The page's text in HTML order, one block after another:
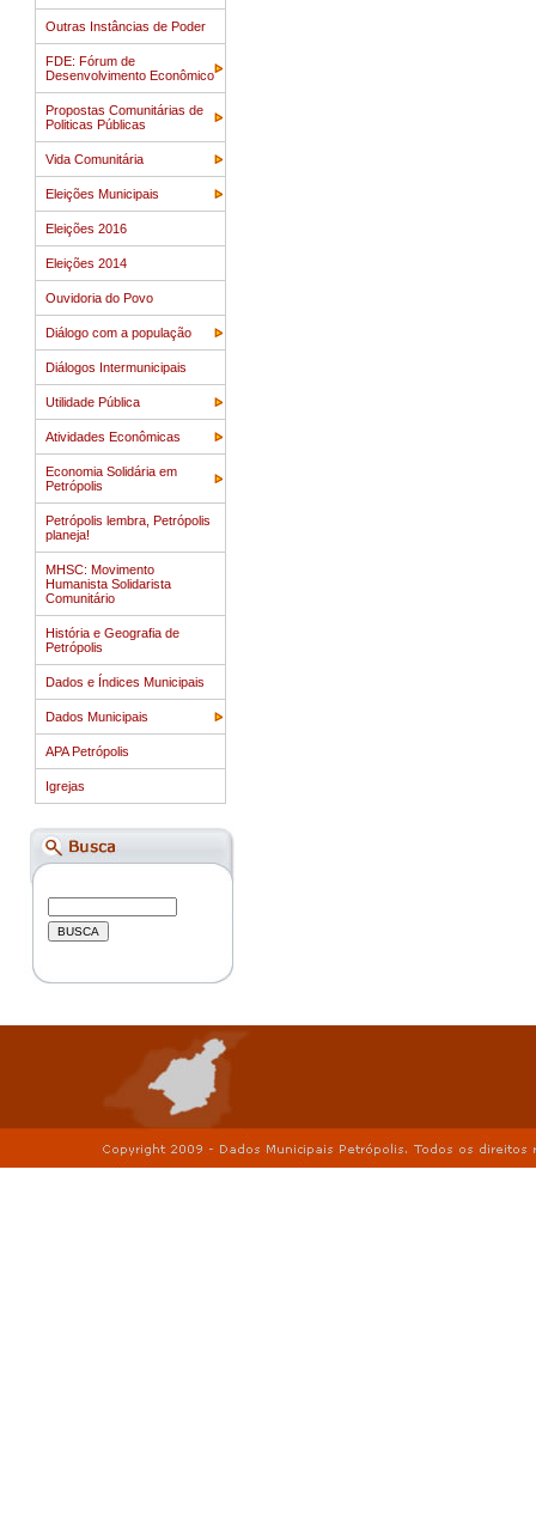
Outras Instâncias de Poder
FDE: Fórum de
Desenvolvimento Econômico
Propostas Comunitárias de
Politicas Públicas
Vida Comunitária
Eleições Municipais
Eleições 2016
Eleições 2014
Ouvidoria do Povo
Diálogo com a população
Diálogos Intermunicipais
Utilidade Pública
Atividades Econômicas
Economia Solidária em
Petrópolis
Petrópolis lembra, Petrópolis
planeja!
MHSC: Movimento
Humanista Solidarista
Comunitário
História e Geografia de
Petrópolis
Dados e Índices Municipais
Dados Municipais
APA Petrópolis
Igrejas